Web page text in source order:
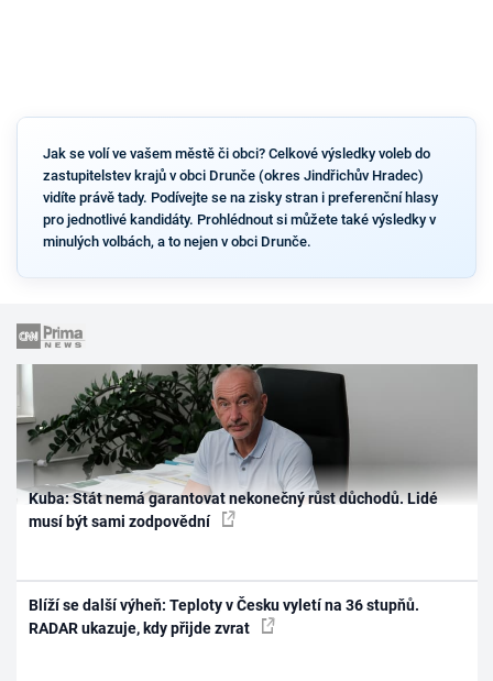
Jak se volí ve vašem městě či obci? Celkové výsledky voleb do
zastupitelstev krajů v obci Drunče (okres Jindřichův Hradec)
vidíte právě tady. Podívejte se na zisky stran i preferenční hlasy
pro jednotlivé kandidáty. Prohlédnout si můžete také výsledky v
minulých volbách, a to nejen v obci Drunče.
Kuba: Stát nemá garantovat nekonečný růst důchodů. Lidé
musí být sami zodpovědní
Blíží se další výheň: Teploty v Česku vyletí na 36 stupňů.
RADAR ukazuje, kdy přijde zvrat